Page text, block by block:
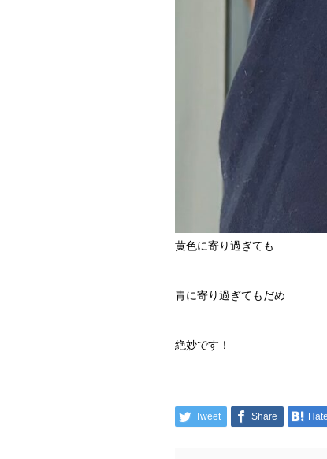
黄色に寄り過ぎても
青に寄り過ぎてもだめ
絶妙です！
Tweet Share